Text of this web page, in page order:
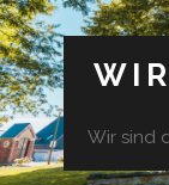
Wir sind